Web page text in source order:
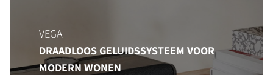
VEGA
DRAADLOOS GELUIDSSYSTEEM VOOR
MODERN WONEN